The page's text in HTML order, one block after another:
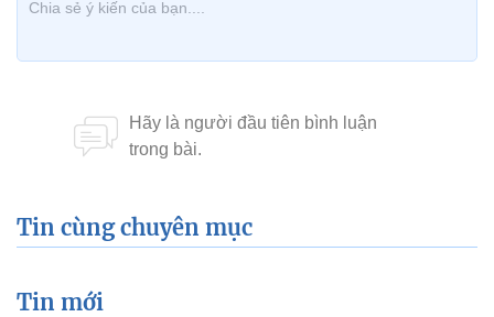
Tin cùng chuyên mục
Tin mới